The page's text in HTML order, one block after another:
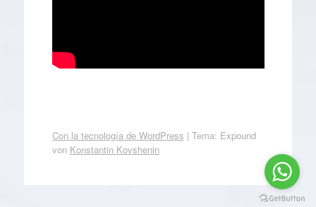
Con la tecnología de WordPress | Tema: Expound
von Konstantin Kovshenin